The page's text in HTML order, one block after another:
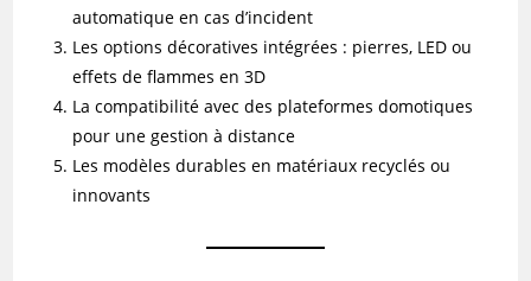
automatique en cas d’incident
Les options décoratives intégrées : pierres, LED ou
effets de flammes en 3D
La compatibilité avec des plateformes domotiques
pour une gestion à distance
Les modèles durables en matériaux recyclés ou
innovants